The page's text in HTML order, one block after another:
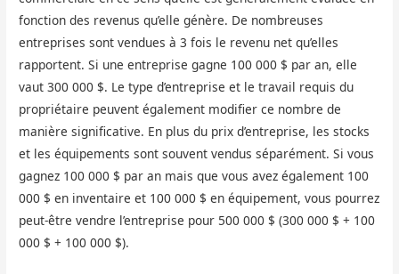
fonction des revenus qu’elle génère. De nombreuses
entreprises sont vendues à 3 fois le revenu net qu’elles
rapportent. Si une entreprise gagne 100 000 $ par an, elle
vaut 300 000 $. Le type d’entreprise et le travail requis du
propriétaire peuvent également modifier ce nombre de
manière significative. En plus du prix d’entreprise, les stocks
et les équipements sont souvent vendus séparément. Si vous
gagnez 100 000 $ par an mais que vous avez également 100
000 $ en inventaire et 100 000 $ en équipement, vous pourrez
peut-être vendre l’entreprise pour 500 000 $ (300 000 $ + 100
000 $ + 100 000 $).